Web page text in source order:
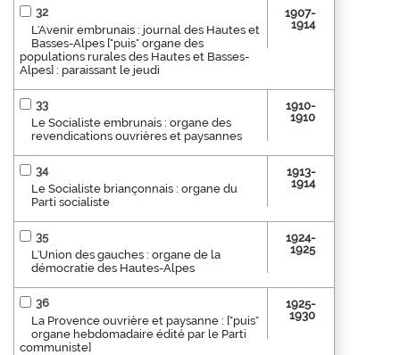
32
L'Avenir embrunais : journal des Hautes et
Basses-Alpes ["puis" organe des
populations rurales des Hautes et Basses-
Alpes] : paraissant le jeudi
1907-
1914
33
Le Socialiste embrunais : organe des
revendications ouvrières et paysannes
1910-
1910
34
Le Socialiste briançonnais : organe du
Parti socialiste
1913-
1914
35
L'Union des gauches : organe de la
démocratie des Hautes-Alpes
1924-
1925
36
La Provence ouvrière et paysanne : ["puis"
organe hebdomadaire édité par le Parti
communiste]
1925-
1930